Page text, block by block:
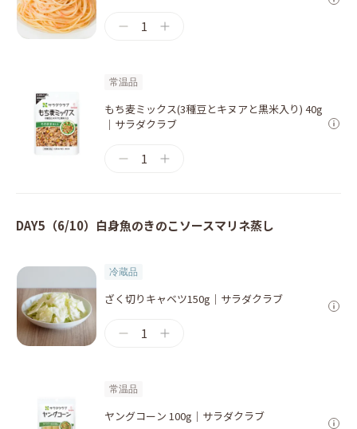
1
常温品
もち麦ミックス(3種豆とキヌアと黒米入り) 40g
｜サラダクラブ
1
DAY5（6/10）白身魚のきのこソースマリネ蒸し
冷蔵品
ざく切りキャベツ150g｜サラダクラブ
1
常温品
ヤングコーン 100g｜サラダクラブ